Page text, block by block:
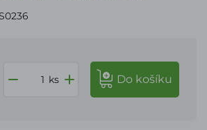
ks do košíku